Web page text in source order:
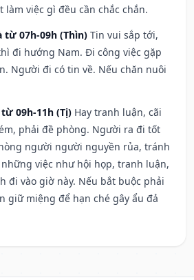
việc gì đều cần chắc chắn.
từ 07h-09h (Thìn) Tin vui sắp tới,
đi hướng Nam. Đi công việc gặp
Người đi có tin về. Nếu chăn nuôi
09h-11h (Tị) Hay tranh luận, cãi
phải đề phòng. Người ra đi tốt
người người nguyền rủa, tránh
việc như hội họp, tranh luận,
đi vào giờ này. Nếu bắt buộc phải
giữ miệng để hạn ché gây ẩu đả